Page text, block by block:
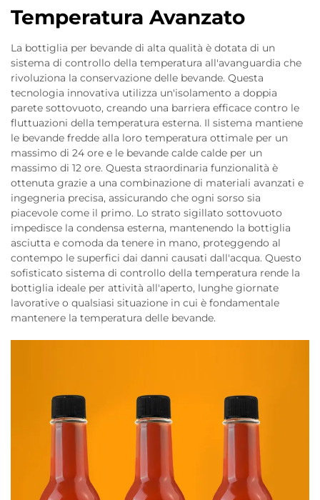
Temperatura Avanzato
La bottiglia per bevande di alta qualità è dotata di un
sistema di controllo della temperatura all'avanguardia che
rivoluziona la conservazione delle bevande. Questa
tecnologia innovativa utilizza un'isolamento a doppia
parete sottovuoto, creando una barriera efficace contro le
fluttuazioni della temperatura esterna. Il sistema mantiene
le bevande fredde alla loro temperatura ottimale per un
massimo di 24 ore e le bevande calde calde per un
massimo di 12 ore. Questa straordinaria funzionalità è
ottenuta grazie a una combinazione di materiali avanzati e
ingegneria precisa, assicurando che ogni sorso sia
piacevole come il primo. Lo strato sigillato sottovuoto
impedisce la condensa esterna, mantenendo la bottiglia
asciutta e comoda da tenere in mano, proteggendo al
contempo le superfici dai danni causati dall'acqua. Questo
sofisticato sistema di controllo della temperatura rende la
bottiglia ideale per attività all'aperto, lunghe giornate
lavorative o qualsiasi situazione in cui è fondamentale
mantenere la temperatura delle bevande.